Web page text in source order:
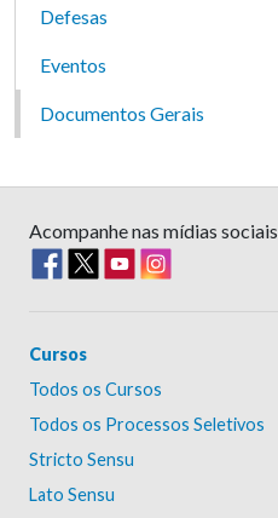
Defesas
Eventos
Documentos Gerais
Acompanhe nas mídias sociais
Cursos
Todos os Cursos
Todos os Processos Seletivos
Stricto Sensu
Lato Sensu